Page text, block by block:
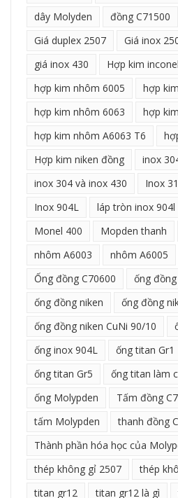
dây Molyden
đồng C71500
Giá duplex 2507
Giá inox
giá inox 430
Hợp kim
hợp kim nhôm 6005
hợp
hợp kim nhôm 6063
hợp
hợp kim nhôm A6063 T6
Hợp kim niken đồng
inox
inox 304 và inox 430
Inox
Inox 904L
láp tròn inox 904l
Monel 400
Mopden thanh
nhôm A6003
nhôm A6005
Ống đồng C70600
ống
ống đồng niken
ống đồng
ống đồng niken CuNi 90/10
ống inox 904L
ống titan Gr1
ống titan Gr5
ống titan làm
ống Molypden
Tấm đồng
tấm Molypden
thanh đồng
Thành phần hóa học của
thép không gỉ 2507
thép
titan gr12
titan gr12 là gì